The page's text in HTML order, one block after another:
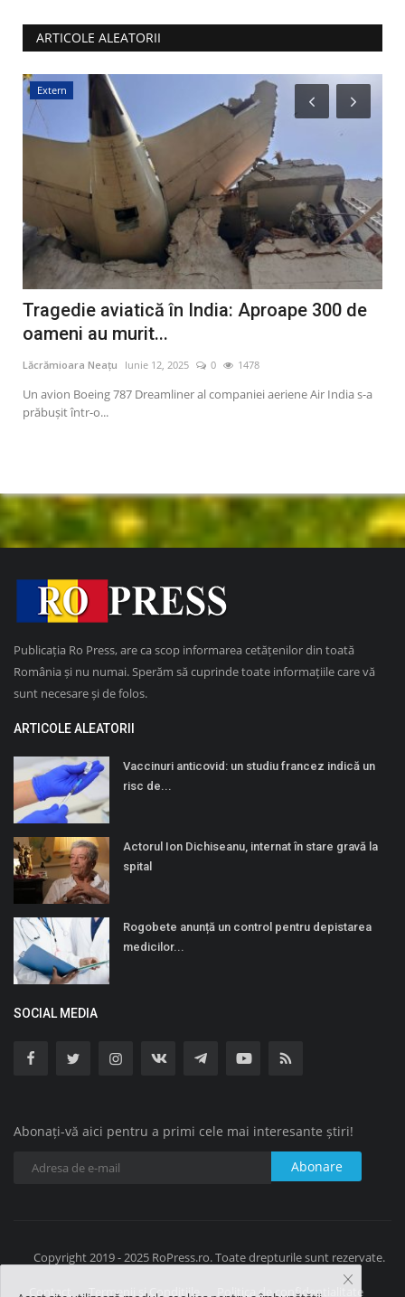
ARTICOLE ALEATORII
Extern
Tragedie aviatică în India: Aproape 300 de
oameni au murit...
Lăcrămioara Neațu Iunie 12, 2025 0 1478
Un avion Boeing 787 Dreamliner al companiei aeriene Air India s-a
prăbușit într-o...
Publicația Ro Press, are ca scop informarea cetățenilor din toată
România și nu numai. Sperăm să cuprinde toate informațiile care vă
sunt necesare și de folos.
ARTICOLE ALEATORII
Vaccinuri anticovid: un studiu francez indică un
risc de...
Actorul Ion Dichiseanu, internat în stare gravă la
spital
Rogobete anunță un control pentru depistarea
medicilor...
SOCIAL MEDIA
Abonați-vă aici pentru a primi cele mai interesante știri!
Abonare
Copyright 2019 - 2025 RoPress.ro. Toate drepturile sunt rezervate.
Contact Termenii și Condițiile Politica de confidențialitate